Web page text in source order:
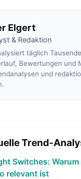
Elgert
& Redaktion
täglich
Bewertungen und
und
Trend-
Switches:
relevant ist